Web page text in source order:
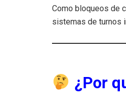
Como bloqueos de
sistemas de turnos
¿Por